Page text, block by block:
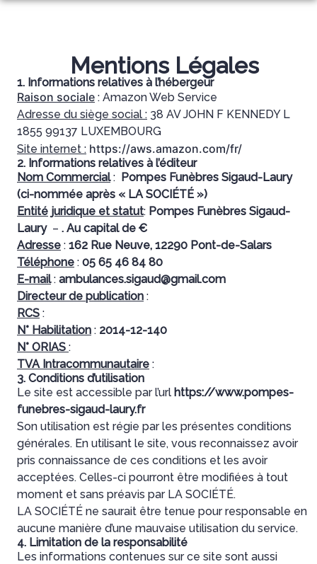
Aller
ORGANISER DES OBSÈQUES
PRÉVOIR SES OBSÈQUES
MONUMENTS FUNERAIRES
SERVICES AUX FAMILLES
ESPACES HOMMAGESMentions Légales
1. Informations relatives à l’hébergeur
Raison sociale : Amazon Web Service
Adresse du siège social : 38 AV JOHN F KENNEDY L
1855 99137 LUXEMBOURG
Site internet : https://aws.amazon.com/fr/
2. Informations relatives à l’éditeur
Nom Commercial : Pompes Funèbres Sigaud-Laury
(ci-nommée après « LA SOCIÉTÉ »)
Entité juridique et statut: Pompes Funèbres Sigaud-
Laury – . Au capital de €
Adresse : 162 Rue Neuve, 12290 Pont-de-Salars
Téléphone : 05 65 46 84 80
E-mail: ambulances.sigaud@gmail.com
Directeur de publication :
RCS :
N° Habilitation : 2014-12-140
N° ORIAS :
TVA Intracommunautaire :
3. Conditions d’utilisation
Le site est accessible par l’url https://www.pompes-
funebres-sigaud-laury.fr
Son utilisation est régie par les présentes conditions
générales. En utilisant le site, vous reconnaissez avoir
pris connaissance de ces conditions et les avoir
acceptées. Celles-ci pourront être modifiées à tout
moment et sans préavis par LA SOCIÉTÉ.
LA SOCIÉTÉ ne saurait être tenue pour responsable en
aucune manière d’une mauvaise utilisation du service.
4. Limitation de la responsabilité
Les informations contenues sur ce site sont aussi